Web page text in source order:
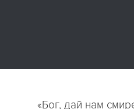
«Бог, дай нам